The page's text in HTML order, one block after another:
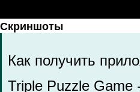
Скриншоты
Как получить
Triple Puzzle